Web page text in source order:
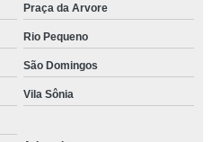
Praça da Arvore
Rio Pequeno
São Domingos
Vila Sônia